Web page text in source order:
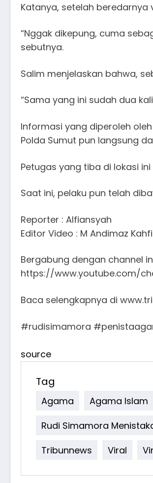
Katanya, setelah
“Nggak dikepung, cuma
sebutnya.
Salim menjelaskan bahwa,
“Sama yang ini sudah dua
Informasi yang diperoleh
Polda Sumut pun langsung
Petugas yang tiba di lokasi
Saat ini, pelaku pun telah
Reporter : Alfiansyah
Editor Video : M Andimaz Kahfi
Bergabung dengan channel
https://www.youtube.com/
Baca selengkapnya di
#rudisimamora
source
Tag
Agama Agama Islam
Rudi Simamora
Tribunnews
Viral